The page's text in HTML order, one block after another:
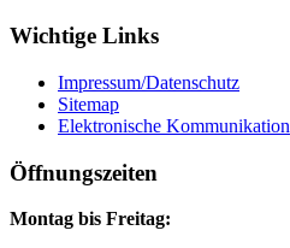
Wichtige Links
Impressum/Datenschutz
Sitemap
Elektronische Kommunikation
Öffnungszeiten
Montag bis Freitag: